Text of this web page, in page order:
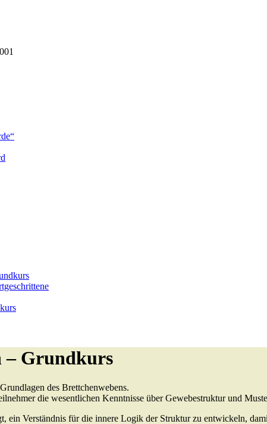
– Grundkurs
des Brettchenwebens.
die wesentlichen Kenntnisse über Gewebestruktur und
ein Verständnis für die innere Logik der Struktur zu entwickeln,